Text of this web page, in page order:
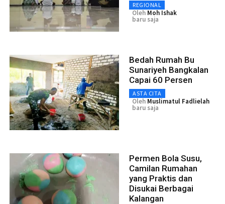
REGIONAL
Oleh Moh Ishak
baru saja
Bedah Rumah Bu
Sunariyeh Bangkalan
Capai 60 Persen
ASTA CITA
Oleh Muslimatul Fadlielah
baru saja
Permen Bola Susu,
Camilan Rumahan
yang Praktis dan
Disukai Berbagai
Kalangan